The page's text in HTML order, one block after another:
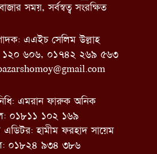
সময়, সর্বস্বত্ব সংরক্ষিত
এএইচ সেলিম উল্লাহ
১২০ ৬০৬, ০১৭৪২ ২৬৯ ৫৬৩
এমরান ফারুক অনিক
০১৮১১ ১০২ ১৬৯
হামীম ফরহাদ সায়েম
০১৮২৪ ৯৩৪ ৩৮৬